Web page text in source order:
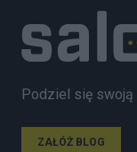
Podziel się swoją
ZAŁÓŻ BLOG